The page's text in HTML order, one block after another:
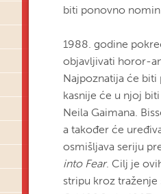
biti ponovno
1988. godine
objavljivati horor-
Najpoznatija će
kasnije će u njoj
Neila Gaimana.
a također će
osmišljava seriju
into Fear. Cilj je
stripu kroz